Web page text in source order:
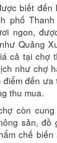
biết đến
phố
ngon,
Quảng
cả tại chợ
như chợ
điểm đến
thu mua.
còn
sản, đồ
chế